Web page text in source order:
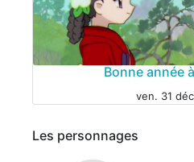
Bonne année
ven. 31
Les personnages